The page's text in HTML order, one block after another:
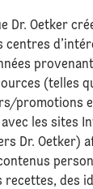
Dr. Oetker
centres
(telles
promotions
avec les sites
Dr. Oetker)
recettes, des